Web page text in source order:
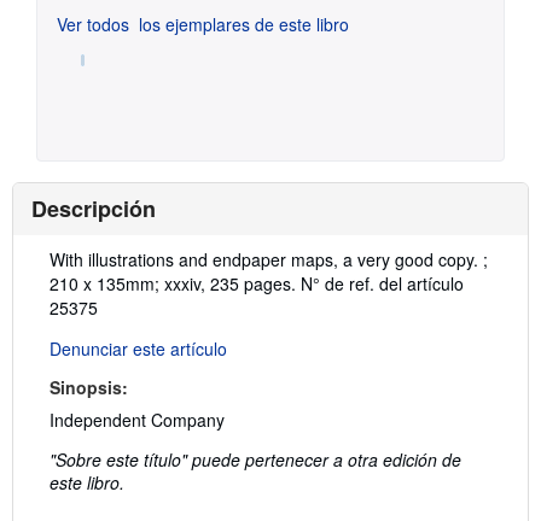
Ver todos los ejemplares de este libro
Descripción
Descripción:
With illustrations and endpaper maps, a very good copy. ;
210 x 135mm; xxxiv, 235 pages. N° de ref. del artículo
25375
Denunciar este artículo
Sinopsis:
Independent Company
"Sobre este título" puede pertenecer a otra edición de
este libro.